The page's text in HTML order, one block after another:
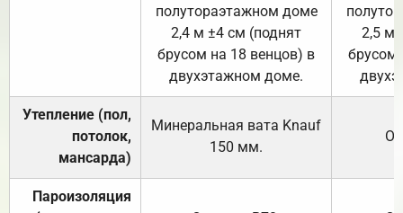
полутораэтажном доме
2,4 м ±4 см (поднят
брусом на 18 венцов) в
двухэтажном доме.
2,5 м
брусом
Утепление (пол,
потолок,
мансарда)
Минеральная вата Knauf
150 мм.
Пароизоляция